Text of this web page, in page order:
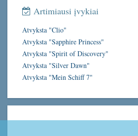
Artimiausi įvykiai
Atvyksta "Clio"
Atvyksta "Sapphire Princess"
Atvyksta "Spirit of Discovery"
Atvyksta "Silver Dawn"
Atvyksta "Mein Schiff 7"